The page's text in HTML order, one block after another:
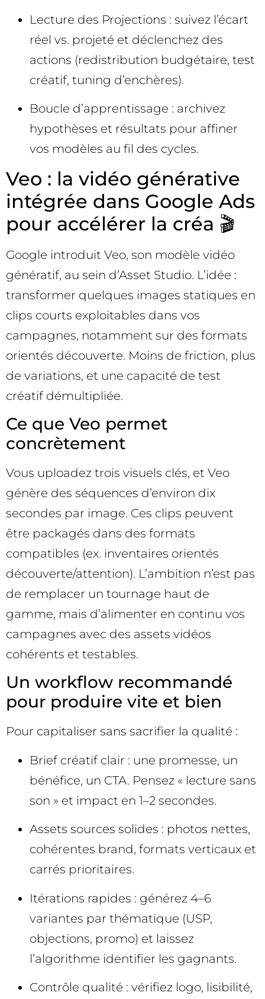
Lecture des Projections : suivez l’écart
réel vs. projeté et déclenchez des
actions (redistribution budgétaire, test
créatif, tuning d’enchères).
Boucle d’apprentissage : archivez
hypothèses et résultats pour affiner
vos modèles au fil des cycles.
Veo : la vidéo générative
intégrée dans Google Ads
pour accélérer la créa 🎬
Google introduit Veo, son modèle vidéo
génératif, au sein d’Asset Studio. L’idée :
transformer quelques images statiques en
clips courts exploitables dans vos
campagnes, notamment sur des formats
orientés découverte. Moins de friction, plus
de variations, et une capacité de test
créatif démultipliée.
Ce que Veo permet
concrètement
Vous uploadez trois visuels clés, et Veo
génère des séquences d’environ dix
secondes par image. Ces clips peuvent
être packagés dans des formats
compatibles (ex. inventaires orientés
découverte/attention). L’ambition n’est pas
de remplacer un tournage haut de
gamme, mais d’alimenter en continu vos
campagnes avec des assets vidéos
cohérents et testables.
Un workflow recommandé
pour produire vite et bien
Pour capitaliser sans sacrifier la qualité :
Brief créatif clair : une promesse, un
bénéfice, un CTA. Pensez « lecture sans
son » et impact en 1–2 secondes.
Assets sources solides : photos nettes,
cohérentes brand, formats verticaux et
carrés prioritaires.
Itérations rapides : générez 4–6
variantes par thématique (USP,
objections, promo) et laissez
l’algorithme identifier les gagnants.
Contrôle qualité : vérifiez logo, lisibilité,